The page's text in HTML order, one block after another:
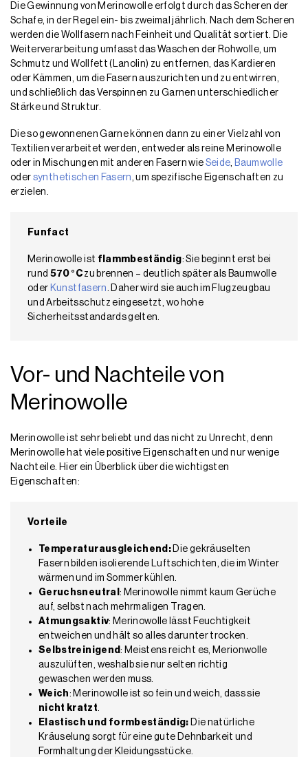
Die Gewinnung von Merinowolle erfolgt durch das Scheren der
Schafe, in der Regel ein- bis zweimal jährlich. Nach dem Scheren
werden die Wollfasern nach Feinheit und Qualität sortiert. Die
Weiterverarbeitung umfasst das Waschen der Rohwolle, um
Schmutz und Wollfett (Lanolin) zu entfernen, das Kardieren
oder Kämmen, um die Fasern auszurichten und zu entwirren,
und schließlich das Verspinnen zu Garnen unterschiedlicher
Stärke und Struktur.
Die so gewonnenen Garne können dann zu einer Vielzahl von
Textilien verarbeitet werden, entweder als reine Merinowolle
oder in Mischungen mit anderen Fasern wie Seide, Baumwolle
oder synthetischen Fasern, um spezifische Eigenschaften zu
erzielen.
Funfact
Merinowolle ist flammbeständig: Sie beginnt erst bei
rund 570 °Czu brennen – deutlich später als Baumwolle
oder Kunstfasern. Daher wird sie auch im Flugzeugbau
und Arbeitsschutz eingesetzt, wo hohe
Sicherheitsstandards gelten.
Vor- und Nachteile von
Merinowolle
Merinowolle ist sehr beliebt und das nicht zu Unrecht, denn
Merinowolle hat viele positive Eigenschaften und nur wenige
Nachteile. Hier ein Überblick über die wichtigsten
Eigenschaften:
Vorteile
Temperaturausgleichend: Die gekräuselten
Fasern bilden isolierende Luftschichten, die im Winter
wärmen und im Sommer kühlen.
Geruchsneutral : Merinowolle nimmt kaum Gerüche
auf, selbst nach mehrmaligen Tragen.
Atmungsaktiv: Merinowolle lässt Feuchtigkeit
entweichen und hält so alles darunter trocken.
Selbstreinigend: Meistens reicht es, Merionwolle
auszulüften, weshalb sie nur selten richtig
gewaschen werden muss.
Weich: Merinowolle ist so fein und weich, dass sie
nicht kratzt.
Elastisch und formbeständig: Die natürliche
Kräuselung sorgt für eine gute Dehnbarkeit und
Formhaltung der Kleidungsstücke.